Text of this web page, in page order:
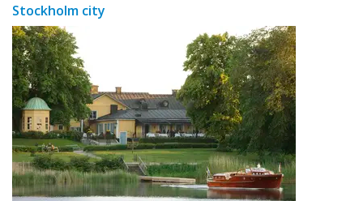
Stockholm city